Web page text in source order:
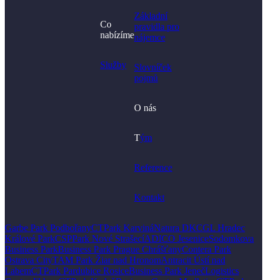
Co
nabízíme
Služby
Základní
pravidla pro
nájemce
Slovníček
pojmů
O nás
Tým
Reference
Kontakt
Garbe Park PodbořanyCTPark KarvináNatura DKCGL Hradec
Králové ParkCSPPark Nové StrašecíADICO JeseniceSodomkova
Business ParkBusiness Park Prague ChrášťanyContera Park
Ostrava CityTAM Park Žiar nad HronomAntracit Ústí nad
LabemCTPark Pardubice RosiceBusiness Park JenečLogistics